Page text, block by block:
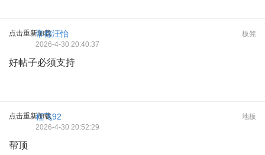
点击重新加载 板凳
帝都汪怡
2026-4-30 20:40:37
好帖子必须支持
点击重新加载 地板
程飞92
2026-4-30 20:52:29
帮顶